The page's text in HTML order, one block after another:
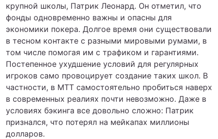
крупной школы, Патрик Леонард. Он отметил, что
фонды одновременно важны и опасны для
экономики покера. Долгое время они существовали
в тесном контакте с разными мировыми румами, в
том числе помогая им с трафиком и гарантиями.
Постепенное ухудшение условий для регулярных
игроков само провоцирует создание таких школ. В
частности, в МТТ самостоятельно пробиться наверх
в современных реалиях почти невозможно. Даже в
условиях бэкинга все довольно сложно: Патрик
признался, что потерял на мейкапах миллионы
долларов.